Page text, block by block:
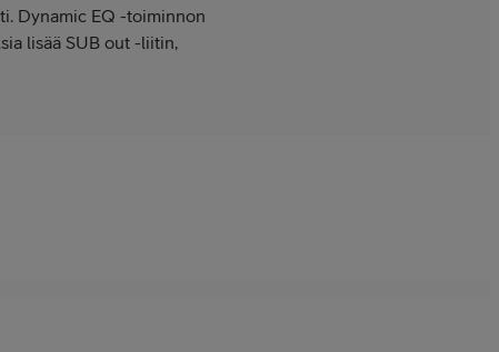
Dynamic EQ -toiminnon
lisää SUB out -liitin,